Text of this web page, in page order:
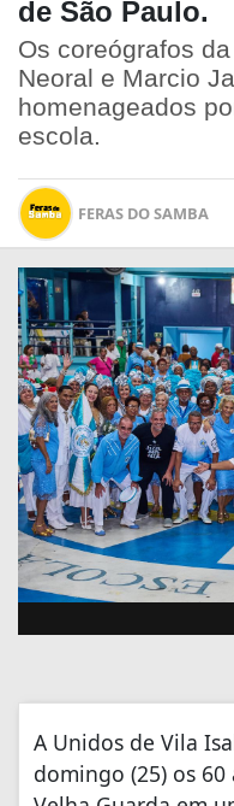
de São Paulo.
Os coreógrafos
Neoral e Marcio
homenageados
escola.
FERAS DO SAMBA
A Unidos de Vila
domingo (25) os